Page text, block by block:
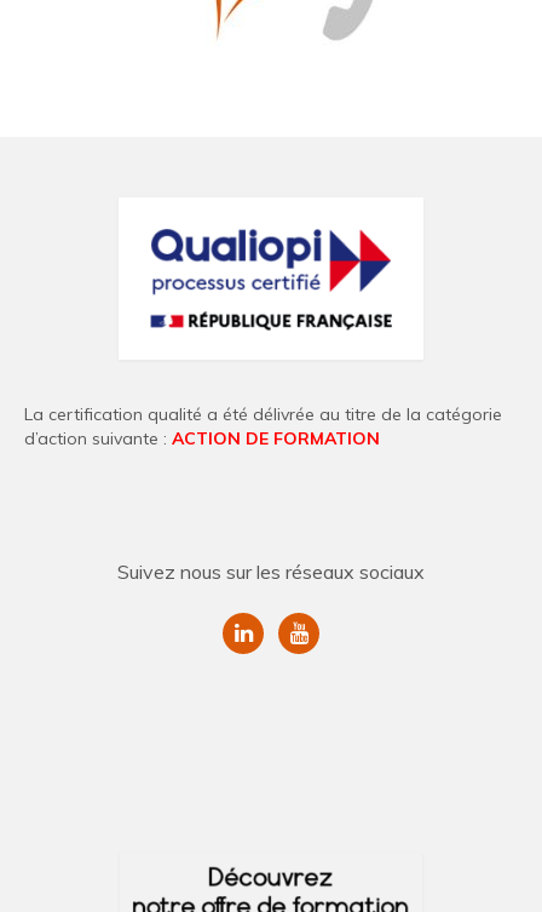
La certification qualité a été délivrée au titre de la catégorie
d’action suivante : ACTION DE FORMATION
Suivez nous sur les réseaux sociaux
linkedinyoutube